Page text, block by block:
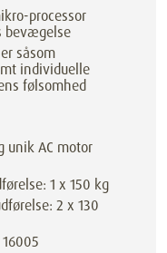
processor
bevægelse
såsom
individuelle
følsomhed
unik AC motor
1 x 150 kg
2 x 130